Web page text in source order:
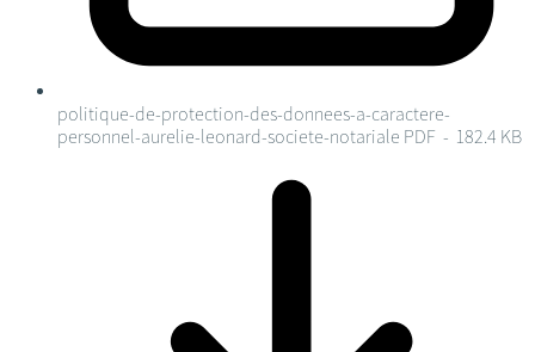
politique-de-protection-des-donnees-a-caractere-
personnel-aurelie-leonard-societe-notariale PDF - 182.4 KB